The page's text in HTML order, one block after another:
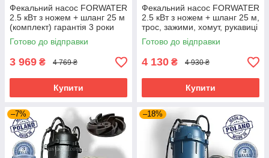
Фекальний насос FORWATER
2.5 кВт з ножем + шланг 25 м
(комплект) гарантія 3 роки
Готово до відправки
3 969 ₴ 4 769 ₴
Купити
Фекальний насос FORWATER
2.5 кВт з ножем + шланг 25 м,
трос, зажими, хомут, рукавиці
(комплект)
Готово до відправки
4 130 ₴ 4 930 ₴
Купити
–7% –18%